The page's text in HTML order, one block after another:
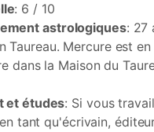
: 6 / 10
astrologiques: 27
Taureau. Mercure est
dans la Maison du
et études: Si vous
tant qu'écrivain,